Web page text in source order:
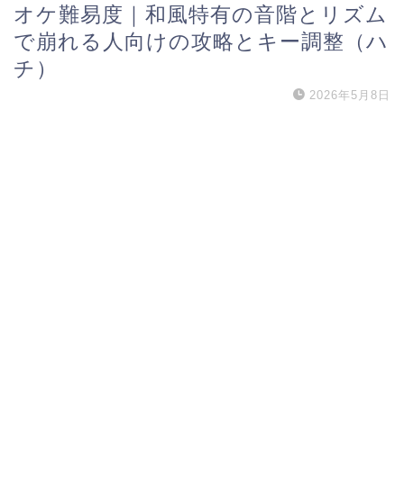
オケ難易度｜和風特有の音階とリズム
で崩れる人向けの攻略とキー調整（ハ
チ）
2026年5月8日